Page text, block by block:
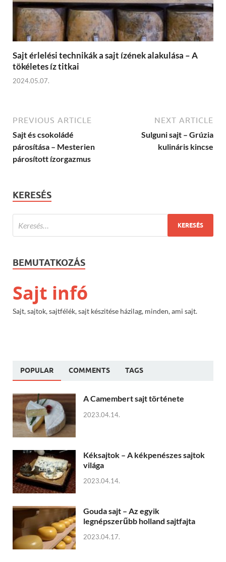
Sajt érlelési technikák a sajt ízének alakulása – A
tökéletes íz titkai
2024.05.07.
PREVIOUS ARTICLE
Sajt és csokoládé
párosítása – Mesterien
párosított ízorgazmus
NEXT ARTICLE
Sulguni sajt – Grúzia
kulináris kincse
KERESÉS
BEMUTATKOZÁS
Sajt infó
Sajt, sajtok, sajtfélék, sajt készitése házilag, minden, ami sajt.
POPULAR COMMENTS TAGS
A Camembert sajt története
2023.04.14.
Kéksajtok – A kékpenészes sajtok
világa
2023.04.14.
Gouda sajt – Az egyik
legnépszerűbb holland sajtfajta
2023.04.17.